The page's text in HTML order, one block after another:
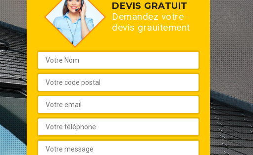
DEVIS GRATUIT
Demandez votre
devis grauitement